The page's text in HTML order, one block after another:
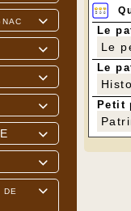







Le
Le
Le
Petit